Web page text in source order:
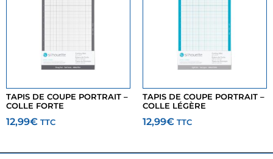
TAPIS DE COUPE PORTRAIT –
COLLE FORTE
12,99€ TTC
TAPIS DE COUPE PORTRAIT –
COLLE LÉGÈRE
12,99€ TTC